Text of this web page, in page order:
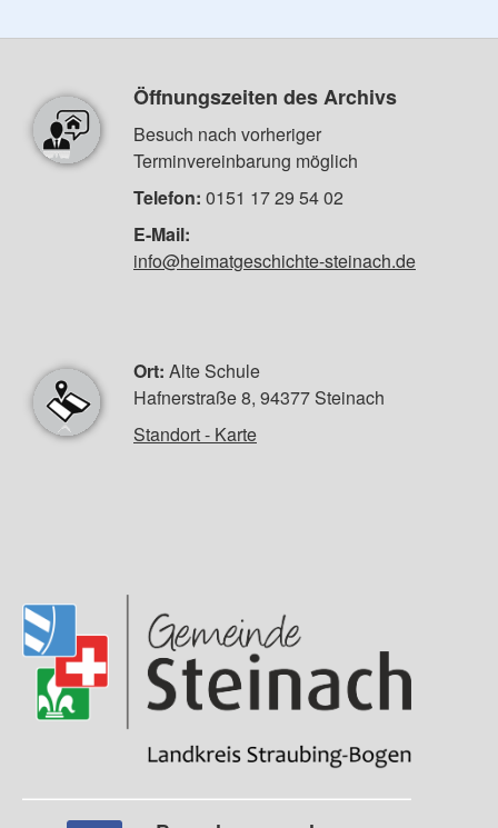
Öffnungszeiten des Archivs
Besuch nach vorheriger
Terminvereinbarung möglich
Telefon: 0151 17 29 54 02
E-Mail:
info@heimatgeschichte-steinach.de
Ort: Alte Schule
Hafnerstraße 8, 94377 Steinach
Standort - Karte